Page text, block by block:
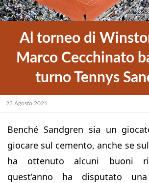
Al torneo di
Marco Cecchinato
turno Tennys
23 Agosto 2021
Benché Sandgren sia un
giocare sul cemento, anche se
ha ottenuto alcuni buoni
quest’anno ha disputato